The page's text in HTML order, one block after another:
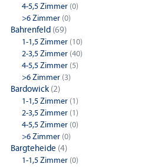
4-5,5 Zimmer (0)
>6 Zimmer (0)
Bahrenfeld (69)
1-1,5 Zimmer (10)
2-3,5 Zimmer (40)
4-5,5 Zimmer (5)
>6 Zimmer (3)
Bardowick (2)
1-1,5 Zimmer (1)
2-3,5 Zimmer (1)
4-5,5 Zimmer (0)
>6 Zimmer (0)
Bargteheide (4)
1-1,5 Zimmer (0)